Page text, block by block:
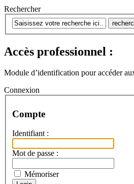
Rechercher
Accès professionnel :
Module d’identification pour accéder
Connexion
Compte
Identifiant :
Mot de passe :
Mémoriser